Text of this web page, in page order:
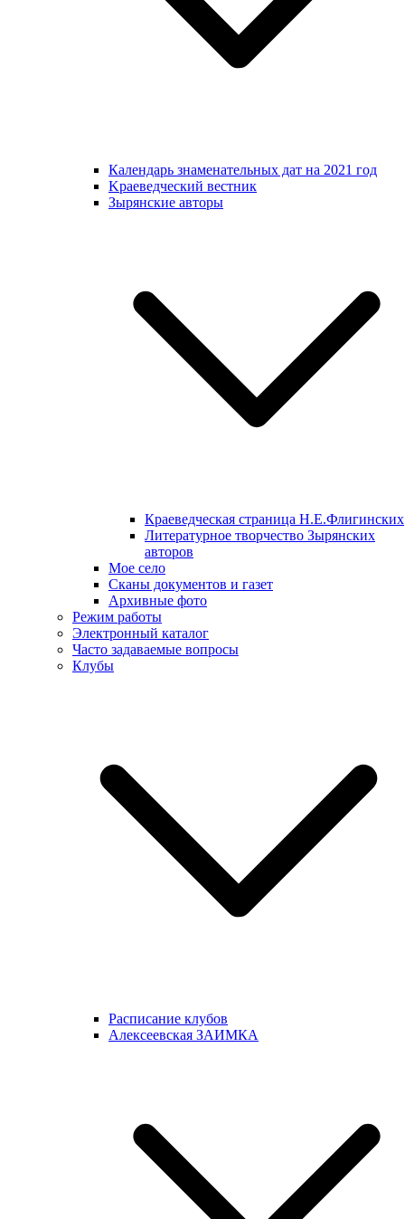
Календарь знаменательных дат на 2021 год
Kраеведческий вестник
Зырянские авторы
Краеведческая страница Н.Е.Флигинских
Литературное творчество Зырянских
авторов
Мое село
Сканы документов и газет
Архивные фото
Режим работы
Электронный каталог
Часто задаваемые вопросы
Клубы
Расписание клубов
Алексеевская ЗАИМКА